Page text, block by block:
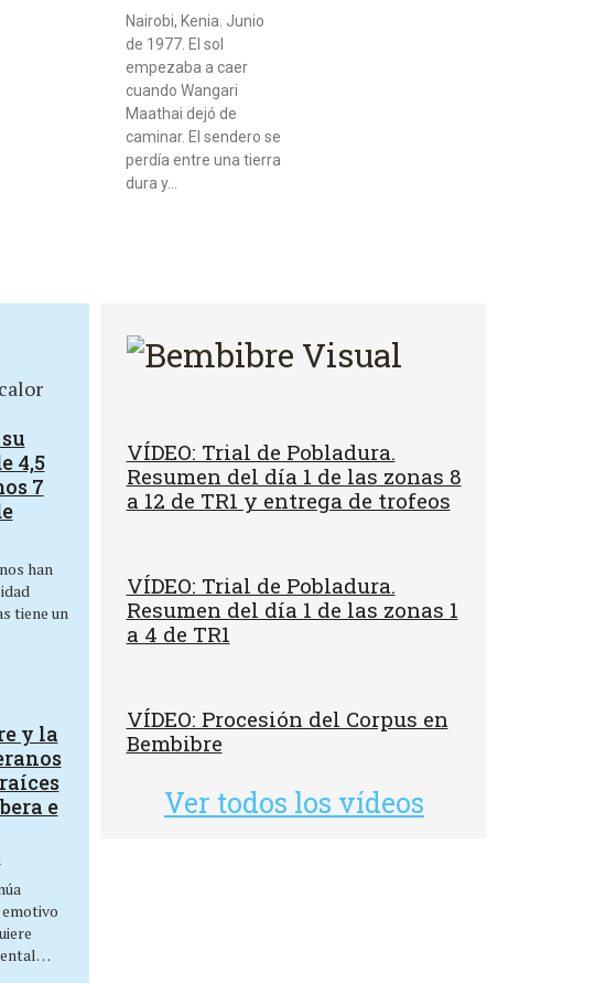
Nairobi, Kenia. Junio
de 1977. El sol
empezaba a caer
cuando Wangari
Maathai dejó de
caminar. El sendero se
perdía entre una tierra
dura y…
4,5
7
han
tiene un
y la
e
emotivo
VÍDEO: Trial de Pobladura.
Resumen del día 1 de las zonas 8
a 12 de TR1 y entrega de trofeos
VÍDEO: Trial de Pobladura.
Resumen del día 1 de las zonas 1
a 4 de TR1
VÍDEO: Procesión del Corpus en
Bembibre
Ver todos los vídeos